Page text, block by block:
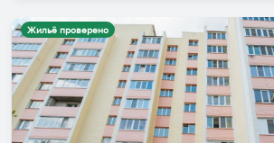
Жильё проверено